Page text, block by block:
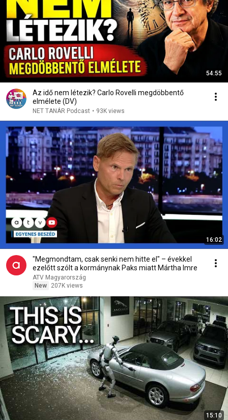
54:55
Az idő nem létezik? Carlo Rovelli megdöbbentő
elmélete (DV)
NET TANÁR Podcast • 93K views
16:02
"Megmondtam, csak senki nem hitte el" – évekkel
ezelőtt szólt a kormánynak Paks miatt Mártha Imre
ATV Magyarország
New
207K views
15:10